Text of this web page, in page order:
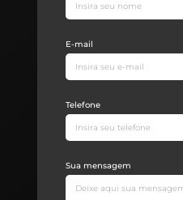
E-mail
Telefone
Sua mensagem